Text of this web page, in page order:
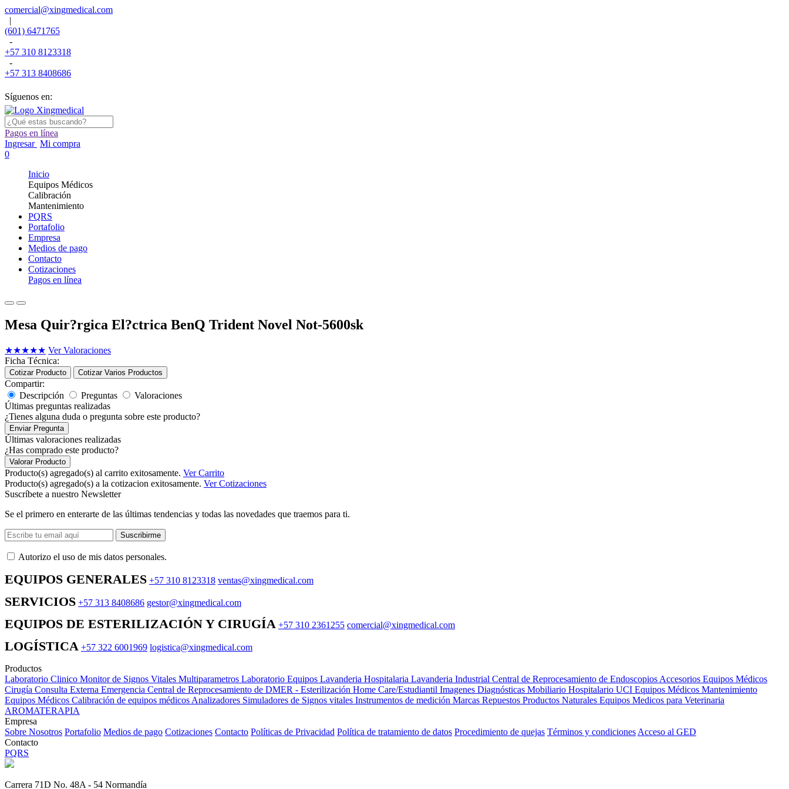
comercial@xingmedical.com
|
(601) 6471765
-
+57 310 8123318
-
+57 313 8408686
Síguenos en:
Pagos en línea
Ingresar Mi compra
0
Inicio
Equipos Médicos
Calibración
Mantenimiento
PQRS
Portafolio
Empresa
Medios de pago
Contacto
Cotizaciones
Pagos en línea
Mesa Quir?rgica El?ctrica BenQ Trident Novel Not-5600sk
★★★★★ Ver Valoraciones
Ficha Técnica:
Cotizar Producto Cotizar Varios Productos
Compartir:
Descripción
Preguntas
Valoraciones
Últimas preguntas realizadas
¿Tienes alguna duda o pregunta sobre este producto?
Enviar Pregunta
Últimas valoraciones realizadas
¿Has comprado este producto?
Valorar Producto
Producto(s) agregado(s) al carrito exitosamente. Ver Carrito
Producto(s) agregado(s) a la cotizacion exitosamente. Ver Cotizaciones
Suscríbete a nuestro Newsletter
Se el primero en enterarte de las últimas tendencias y todas las novedades que traemos para ti.
Suscribirme
Autorizo ​​el uso de mis datos personales.
EQUIPOS GENERALES +57 310 8123318 ventas@xingmedical.com
SERVICIOS +57 313 8408686 gestor@xingmedical.com
EQUIPOS DE ESTERILIZACIÓN Y CIRUGÍA +57 310 2361255 comercial@xingmedical.com
LOGÍSTICA +57 322 6001969 logistica@xingmedical.com
Productos
Laboratorio Clinico Monitor de Signos Vitales Multiparametros Laboratorio Equipos Lavanderia Hospitalaria Lavanderia Industrial Central de Reprocesamiento de Endoscopios Accesorios Equipos Médicos
Cirugía Consulta Externa Emergencia Central de Reprocesamiento de DMER - Esterilización Home Care/Estudiantil Imagenes Diagnósticas Mobiliario Hospitalario UCI Equipos Médicos Mantenimiento
Equipos Médicos Calibración de equipos médicos Analizadores Simuladores de Signos vitales Instrumentos de medición Marcas Repuestos Productos Naturales Equipos Medicos para Veterinaria
AROMATERAPIA
Empresa
Sobre Nosotros Portafolio Medios de pago Cotizaciones Contacto Políticas de Privacidad Política de tratamiento de datos Procedimiento de quejas Términos y condiciones Acceso al GED
Contacto
PQRS
Carrera 71D No. 48A - 54 Normandía